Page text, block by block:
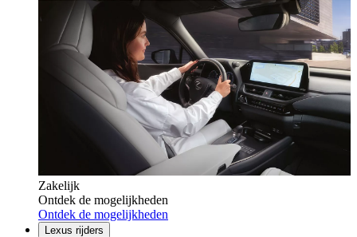
Zakelijk
Ontdek de mogelijkheden
Ontdek de mogelijkheden
Lexus rijders